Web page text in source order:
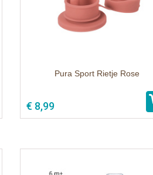
Pura Sport Rietje Rose
€ 8,99